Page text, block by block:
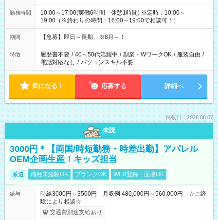
勤務時間
10:00～17:00(実働6時間 休憩1時間) ※定時：10:00～
19:00（※終わりの時間：16:00～19:00で相談可！）
期間 【急募】即日～長期 ※8月～！
特徴 履歴書不要 / 40～50代活躍中 / 副業・WワークOK / 服装自由 /
電話対応なし / パソコンスキル不要
気になる！ 応募する 詳細へ
掲載日：2026.08.07
未読
3000円＊【両国/時短勤務・時差出勤】アパレル
OEM企画生産！キッズ担当
派遣 職種未経験OK ブランクOK WEB登録・面接OK
給与
時給3000円～3500円 月収例 480,000円～560,000円 ☆ご経
験により相談☆
交通費別途支給あり